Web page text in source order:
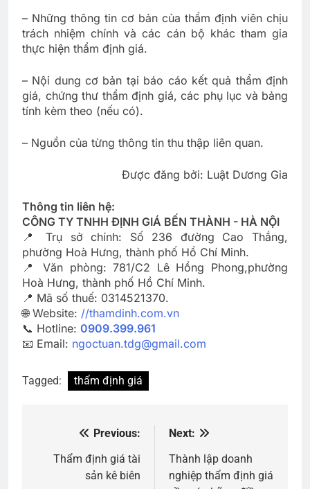
– Những thông tin cơ bản của thẩm định viên chịu
trách nhiệm chính và các cán bộ khác tham gia
thực hiện thẩm định giá.
– Nội dung cơ bản tại báo cáo kết quả thẩm định
giá, chứng thư thẩm định giá, các phụ lục và bảng
tính kèm theo (nếu có).
– Nguồn của từng thông tin thu thập liên quan.
Được đăng bởi: Luật Dương Gia
Thông tin liên hệ:
CÔNG TY TNHH ĐỊNH GIÁ BẾN THÀNH - HÀ NỘI
📍 Trụ sở chính: Số 236 đường Cao Thắng,
phường Hoà Hưng, thành phố Hồ Chí Minh.
📍 Văn phòng: 781/C2 Lê Hồng Phong,phường
Hoà Hưng, thành phố Hồ Chí Minh.
📍 Mã số thuế: 0314521370.
🌐 Website: //thamdinh.com.vn
📞 Hotline: 0909.399.961
📧 Email: ngoctuan.tdg@gmail.com
Tagged: thẩm định giá
hướng
Previous:
Thẩm định giá tài
sản kê biên
Next:
Thành lập doanh
nghiệp thẩm định giá